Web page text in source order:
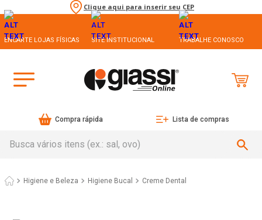
Clique aqui para inserir seu CEP
ENCARTE LOJAS FÍSICAS SITE INSTITUCIONAL TRABALHE CONOSCO
Compra rápida Lista de compras
Higiene e Beleza Higiene Bucal Creme Dental